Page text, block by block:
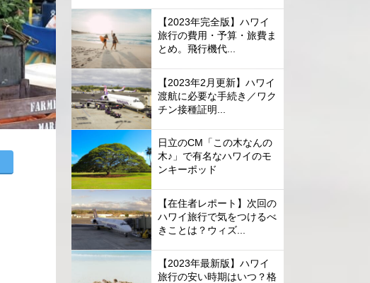
【2023年完全版】ハワイ
旅行の費用・予算・旅費ま
とめ。飛行機代...
【2023年2月更新】ハワイ
渡航に必要な手続き／ワク
チン接種証明...
日立のCM「この木なんの
木♪」で有名なハワイのモ
ンキーポッド
【在住者レポート】次回の
ハワイ旅行で気をつけるべ
きことは？ウィズ...
【2023年最新版】ハワイ
旅行の安い時期はいつ？格